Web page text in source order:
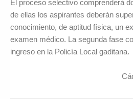
El proceso selectivo comprenderá
de ellas los aspirantes deberán
conocimiento, de aptitud física, un
examen médico. La segunda fase
ingreso en la Policía Local gaditana.